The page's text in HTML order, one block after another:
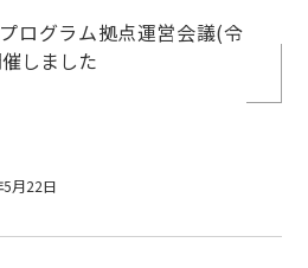
ログラム拠点運営会議(令
しました
月22日